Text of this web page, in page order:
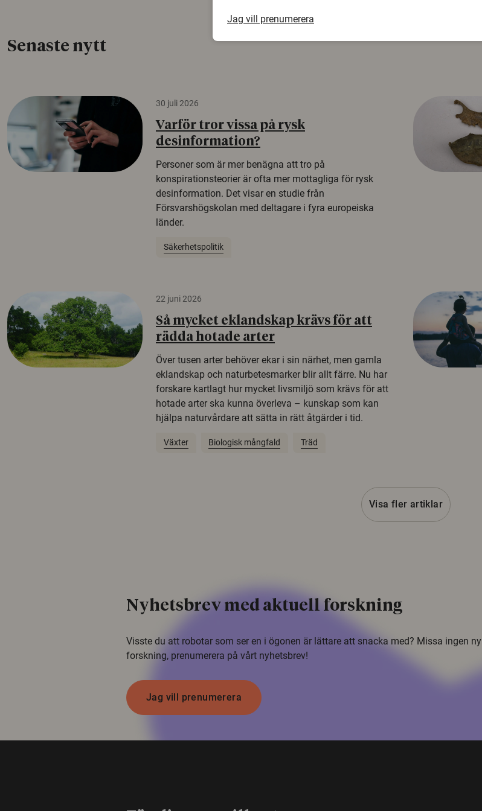
Senaste nytt
30 juli 2026
Varför tror vissa på rysk
desinformation?
Personer som är mer benägna att tro på
konspirationsteorier är ofta mer mottagliga för rysk
desinformation. Det visar en studie från
Försvarshögskolan med deltagare i fyra europeiska
länder.
Säkerhetspolitik
22 juni 2026
Så mycket eklandskap krävs för att
rädda hotade arter
Över tusen arter behöver ekar i sin närhet, men gamla
eklandskap och naturbetesmarker blir allt färre. Nu har
forskare kartlagt hur mycket livsmiljö som krävs för att
hotade arter ska kunna överleva – kunskap som kan
hjälpa naturvårdare att sätta in rätt åtgärder i tid.
Växter Biologisk mångfald Träd
Visa fler artiklar
Nyhetsbrev med aktuell forskning
Visste du att robotar som ser en i ögonen är lättare att snacka med? Missa ingen ny
forskning, prenumerera på vårt nyhetsbrev!
Jag vill prenumerera
Jag vill prenumerera